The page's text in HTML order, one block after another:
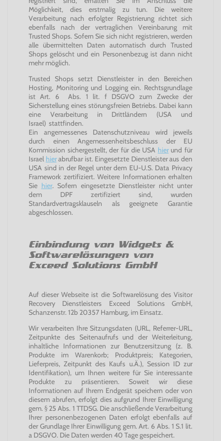
Möglichkeit, dies erstmalig zu tun. Die weitere
Verarbeitung nach erfolgter Registrierung richtet sich
ebenfalls nach der vertraglichen Vereinbarung mit
Trusted Shops. Sofern Sie sich nicht registrieren, werden
alle übermittelten Daten automatisch durch Trusted
Shops gelöscht und ein Personenbezug ist dann nicht
mehr möglich.
Trusted Shops setzt Dienstleister in den Bereichen
Hosting, Monitoring und Logging ein. Rechtsgrundlage
ist Art. 6 Abs. 1 lit. f DSGVO zum Zwecke der
Sicherstellung eines störungsfreien Betriebs. Dabei kann
eine Verarbeitung in Drittländern (USA und
Israel) stattfinden.
Ein angemessenes Datenschutzniveau wird jeweils
durch einen Angemessenheitsbeschluss der EU
Kommission sichergestellt, der für die USA hierund für
Israel hierabrufbar ist. Eingesetzte Dienstleister aus den
USA sind in der Regel unter dem EU-U.S. Data Privacy
Framework zertifiziert. Weitere Informationen erhalten
Sie hier. Sofern eingesetzte Dienstleister nicht unter
dem DPF zertifiziert sind, wurden
Standardvertragsklauseln als geeignete Garantie
abgeschlossen.
Einbindung von Widgets &
Softwarelösungen von
Exceed Solutions GmbH
Auf dieser Webseite ist die Softwarelösung des Visitor
Recovery Dienstleisters Exceed Solutions GmbH,
Schanzenstr. 12b 20357 Hamburg, im Einsatz.
Wir verarbeiten Ihre Sitzungsdaten (URL, Referrer-URL,
Zeitpunkte des Seitenaufrufs und der Weiterleitung,
inhaltliche Informationen zur Benutzersitzung (z. B.
Produkte im Warenkorb; Produktpreis; Kategorien,
Lieferpreis, Zeitpunkt des Kaufs u.Ä.), Session ID zur
Identifikation), um Ihnen weitere für Sie interessante
Produkte zu präsentieren. Soweit wir diese
Informationen auf Ihrem Endgerät speichern oder von
diesem abrufen, erfolgt dies aufgrund Ihrer Einwilligung
gem. § 25 Abs. 1 TTDSG. Die anschließende Verarbeitung
Ihrer personenbezogenen Daten erfolgt ebenfalls auf
der Grundlage Ihrer Einwilligung gem. Art. 6 Abs. 1 S.1 lit.
a DSGVO. Die Daten werden 40 Tage gespeichert.